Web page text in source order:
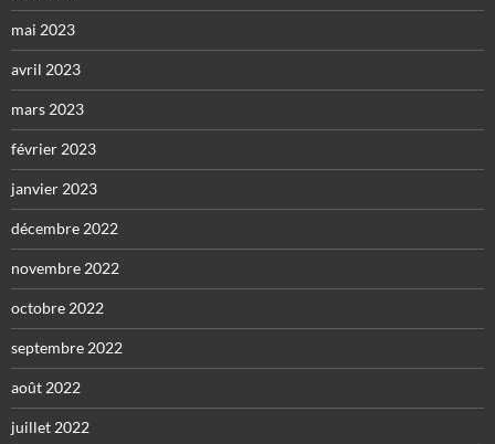
mai 2023
avril 2023
mars 2023
février 2023
janvier 2023
décembre 2022
novembre 2022
octobre 2022
septembre 2022
août 2022
juillet 2022